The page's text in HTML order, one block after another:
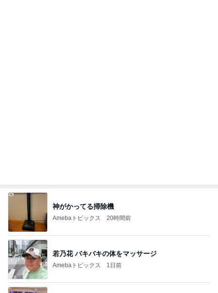
神がかってる掃除機
Amebaトピックス 20時間前
若乃花 バキバキの体をマッサージ
Amebaトピックス 1日前